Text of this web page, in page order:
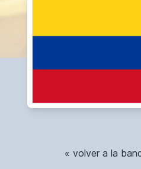
« volver a la